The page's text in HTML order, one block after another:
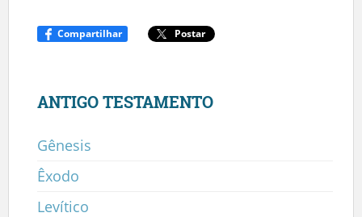
Compartilhar Postar
ANTIGO TESTAMENTO
Gênesis
Êxodo
Levítico